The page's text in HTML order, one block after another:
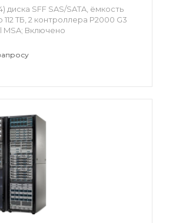
диска SFF SAS/SATA, ёмкость
ТБ, 2 контроллера P2000 G3
MSA; Включено